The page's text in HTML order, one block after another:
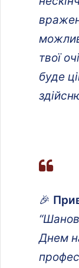
твої
буде
🎉
Днем